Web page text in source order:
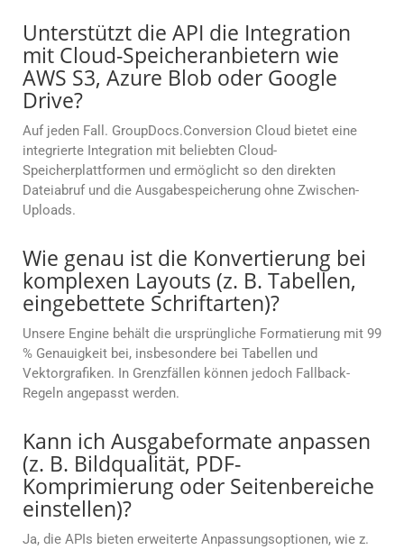
Unterstützt die API die Integration
mit Cloud-Speicheranbietern wie
AWS S3, Azure Blob oder Google
Drive?
Auf jeden Fall. GroupDocs.Conversion Cloud bietet eine
integrierte Integration mit beliebten Cloud-
Speicherplattformen und ermöglicht so den direkten
Dateiabruf und die Ausgabespeicherung ohne Zwischen-
Uploads.
Wie genau ist die Konvertierung bei
komplexen Layouts (z. B. Tabellen,
eingebettete Schriftarten)?
Unsere Engine behält die ursprüngliche Formatierung mit 99
% Genauigkeit bei, insbesondere bei Tabellen und
Vektorgrafiken. In Grenzfällen können jedoch Fallback-
Regeln angepasst werden.
Kann ich Ausgabeformate anpassen
(z. B. Bildqualität, PDF-
Komprimierung oder Seitenbereiche
einstellen)?
Ja, die APIs bieten erweiterte Anpassungsoptionen, wie z.